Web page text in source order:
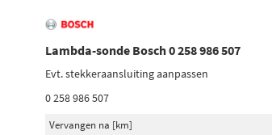
Lambda-sonde Bosch 0 258 986 507
Evt. stekkeraansluiting aanpassen
0 258 986 507
Vervangen na [km]